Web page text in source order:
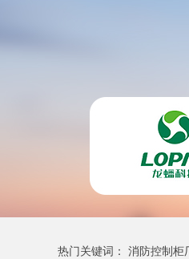
热门关键词： 消防控制柜